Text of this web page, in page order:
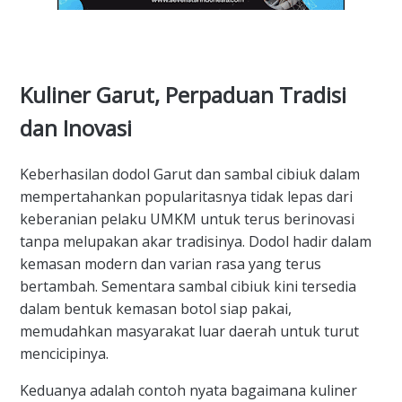
Kuliner Garut, Perpaduan Tradisi
dan Inovasi
Keberhasilan dodol Garut dan sambal cibiuk dalam
mempertahankan popularitasnya tidak lepas dari
keberanian pelaku UMKM untuk terus berinovasi
tanpa melupakan akar tradisinya. Dodol hadir dalam
kemasan modern dan varian rasa yang terus
bertambah. Sementara sambal cibiuk kini tersedia
dalam bentuk kemasan botol siap pakai,
memudahkan masyarakat luar daerah untuk turut
mencicipinya.
Keduanya adalah contoh nyata bagaimana kuliner